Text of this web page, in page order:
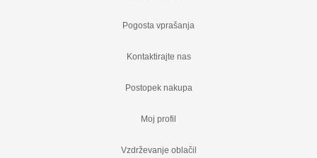
Pogosta vprašanja
Kontaktirajte nas
Postopek nakupa
Moj profil
Vzdrževanje oblačil